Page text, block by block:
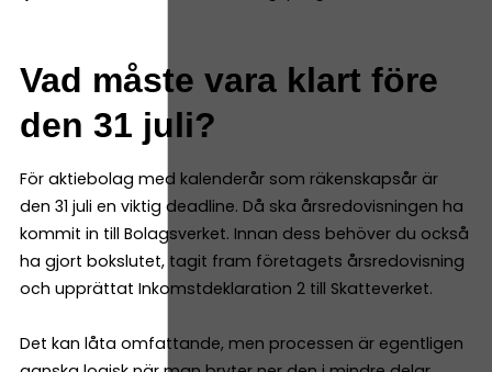
Vad måste vara klart före
den 31 juli?
För aktiebolag med kalenderår som räkenskapsår är
den 31 juli en viktig deadline. Då ska årsredovisningen ha
kommit in till Bolagsverket. Innan dess behöver du också
ha gjort bokslutet, tagit fram företagets årsredovisning
och upprättat Inkomstdeklaration 2 till Skatteverket.
Det kan låta omfattande, men processen är egentligen